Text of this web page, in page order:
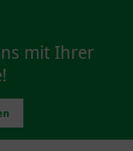
mit Ihrer